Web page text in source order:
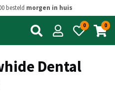
besteld morgen in huis
0 0
Dental